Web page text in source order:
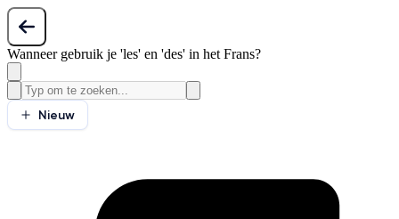
Wanneer gebruik je 'les' en 'des' in het Frans?
Nieuw